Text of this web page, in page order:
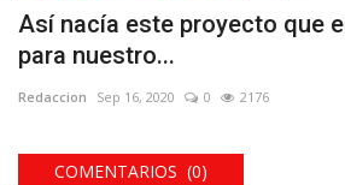
Así nacía este proyecto que
para nuestro...
Redaccion Sep 16, 2020 0 2176
COMENTARIOS (0)